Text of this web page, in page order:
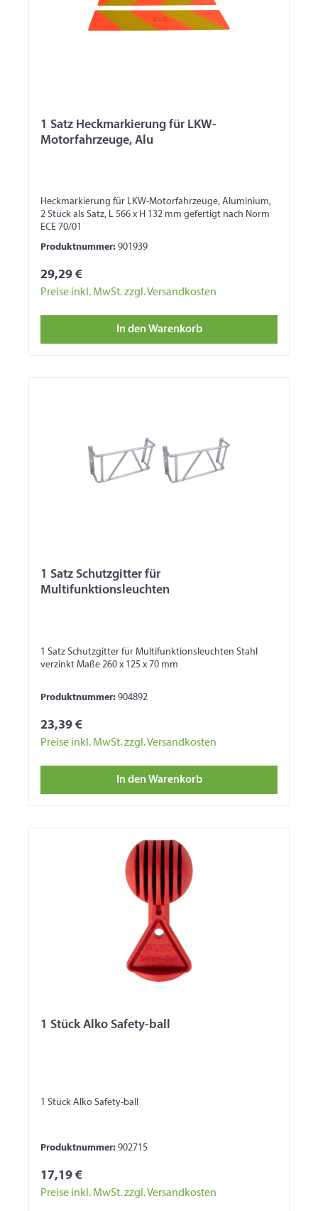
1 Satz Heckmarkierung für LKW-
Motorfahrzeuge, Alu
Heckmarkierung für LKW-Motorfahrzeuge, Aluminium,
2 Stück als Satz, L 566 x H 132 mm gefertigt nach Norm
ECE 70/01
Produktnummer: 901939
29,29 €
Preise inkl. MwSt. zzgl. Versandkosten
In den Warenkorb
1 Satz Schutzgitter für
Multifunktionsleuchten
1 Satz Schutzgitter für Multifunktionsleuchten Stahl
verzinkt Maße 260 x 125 x 70 mm
Produktnummer: 904892
23,39 €
Preise inkl. MwSt. zzgl. Versandkosten
In den Warenkorb
1 Stück Alko Safety-ball
1 Stück Alko Safety-ball
Produktnummer: 902715
17,19 €
Preise inkl. MwSt. zzgl. Versandkosten